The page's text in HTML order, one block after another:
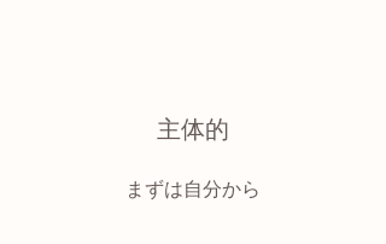
主体的
​まずは自分から